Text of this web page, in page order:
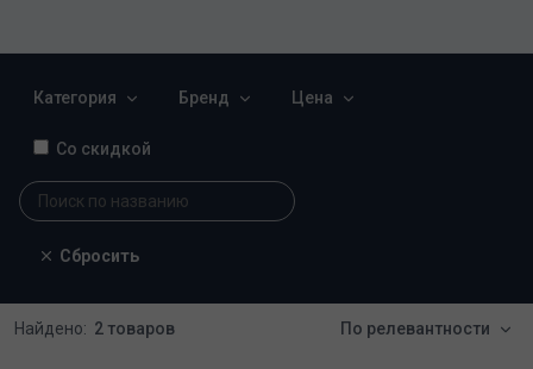
Категория Бренд Цена
Со скидкой
Сбросить
Найдено: 2 товаров По релевантности